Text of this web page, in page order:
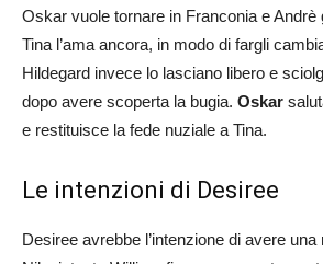
Oskar vuole tornare in Franconia e Andrè
Tina l’ama ancora, in modo di fargli
Hildegard invece lo lasciano libero e
dopo avere scoperta la bugia. Oskar
e restituisce la fede nuziale a Tina.
Le intenzioni di Desiree
Desiree avrebbe l’intenzione di avere